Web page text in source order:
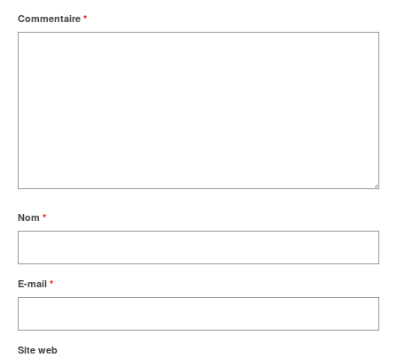
Commentaire *
Nom *
E-mail *
Site web